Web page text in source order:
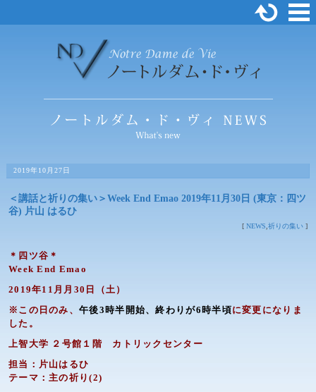
2019年10月27日
＜講話と祈りの集い＞Week End Emao 2019年11月30日 (東京：四ツ
谷) 片山 はるひ
[NEWS ,祈りの集い ]
＊四ツ谷＊
Week End Emao
2019年11月月30日（土）
※この日のみ、午後3時半開始、終わりが6時半頃に変更になりま
した。
上智大学 ２号館１階 カトリックセンター
担当：片山はるひ
テーマ：主の祈り(2)